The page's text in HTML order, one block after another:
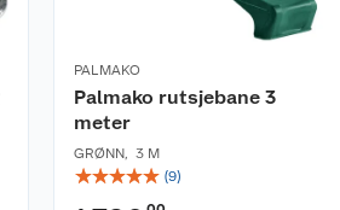
PALMAKO
Palmako rutsjebane 3
meter
GRØNN, 3 M
☆☆☆☆☆ (9)